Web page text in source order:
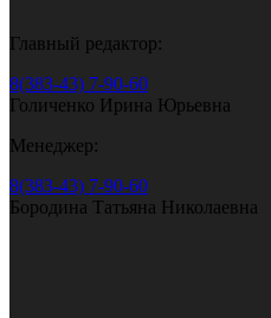
Главный редактор:
8(383-43) 7-90-60
Голиченко Ирина Юрьевна
Менеджер:
8(383-43) 7-90-60
Бородина Татьяна Николаевна